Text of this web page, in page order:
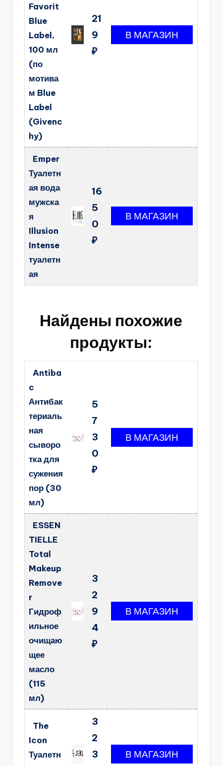
Favorit
Blue
Label,
100 мл
(по
мотива
м Blue
Label
(Givenc
hy)
21
9
₽
Emper
Туалетн
ая вода
мужска
я
Illusion
Intense
туалетн
ая
16
5
0
₽
Найдены похожие
продукты:
Antiba
c
Антибак
териаль
ная
сыворо
тка для
сужения
пор (30
мл)
5
7
3
0
₽
ESSEN
TIELLE
Total
Makeup
Remove
r
Гидроф
ильное
очищаю
щее
масло
(115
мл)
3
2
9
4
₽
The
Icon
Туалетн
3
2
3